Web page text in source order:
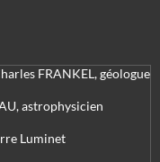
FRANKEL, géologue
astrophysicien
Luminet